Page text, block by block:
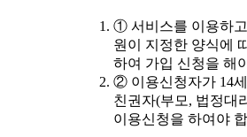
① 서비스를 이용하
원이 지정한 양식에
하여 가입 신청을 해
② 이용신청자가 14
친권자(부모, 법정대
이용신청을 하여야